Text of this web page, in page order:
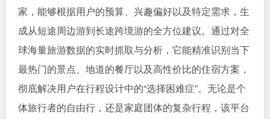
家，能够根据用户的预算、兴趣偏好以及特定需求，生
成从短途周边游到长途跨境游的全方位建议。通过对全
球海量旅游数据的实时抓取与分析，它能精准识别当下
最热门的景点、地道的餐厅以及高性价比的住宿方案，
彻底解决用户在行程设计中的“选择困难症”。无论是个
体旅行者的自由行，还是家庭团体的复杂行程，该平台